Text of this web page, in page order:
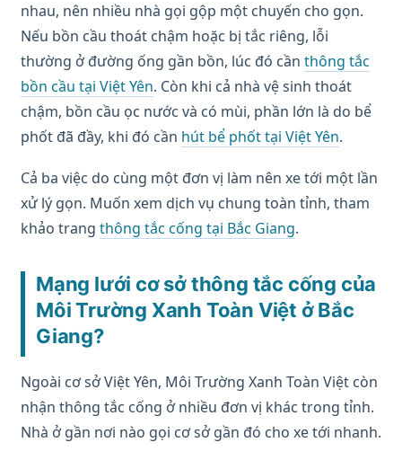
nhau, nên nhiều nhà gọi gộp một chuyến cho gọn.
Nếu bồn cầu thoát chậm hoặc bị tắc riêng, lỗi
thường ở đường ống gần bồn, lúc đó cần thông tắc
bồn cầu tại Việt Yên. Còn khi cả nhà vệ sinh thoát
chậm, bồn cầu ọc nước và có mùi, phần lớn là do bể
phốt đã đầy, khi đó cần hút bể phốt tại Việt Yên.
Cả ba việc do cùng một đơn vị làm nên xe tới một lần
xử lý gọn. Muốn xem dịch vụ chung toàn tỉnh, tham
khảo trang thông tắc cống tại Bắc Giang.
Mạng lưới cơ sở thông tắc cống của
Môi Trường Xanh Toàn Việt ở Bắc
Giang?
Ngoài cơ sở Việt Yên, Môi Trường Xanh Toàn Việt còn
nhận thông tắc cống ở nhiều đơn vị khác trong tỉnh.
Nhà ở gần nơi nào gọi cơ sở gần đó cho xe tới nhanh.